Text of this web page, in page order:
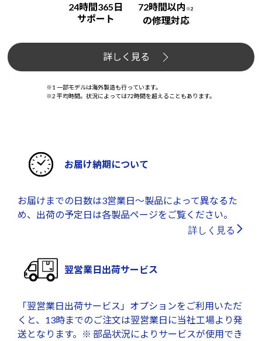
24時間365日
サポート
72時間以内 ※2
の修理対応
詳しく見る
※1 一部モデルは海外製造も行っています。
※2 平均時間。状況によっては72時間を超えることもあります。
お届け納期について
お届けまでの日数は3営業日～製品によって異なるた
め、出荷の予定日は各製品ページをご覧ください。
詳しく見る
翌営業日出荷サービス
「翌営業日出荷サービス」オプションをご利用いただ
くと、13時までのご注文は翌営業日に当社工場より発
送となります。※ 部品状況によりサービスが使用でき